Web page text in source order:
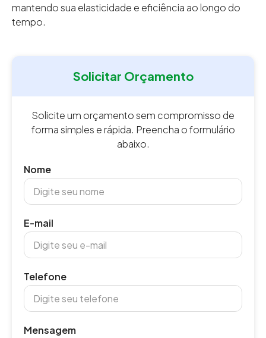
mantendo sua elasticidade e eficiência ao longo do
tempo.
Solicitar Orçamento
Solicite um orçamento sem compromisso de
forma simples e rápida. Preencha o formulário
abaixo.
Nome
E-mail
Telefone
Mensagem